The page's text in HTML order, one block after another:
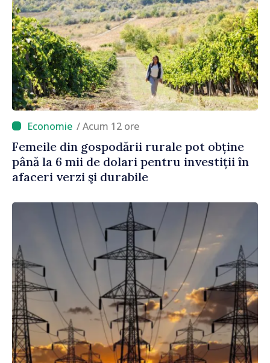
/ Acum 12 ore
Femeile din gospodării rurale pot obține
până la 6 mii de dolari pentru investiții în
afaceri verzi şi durabile